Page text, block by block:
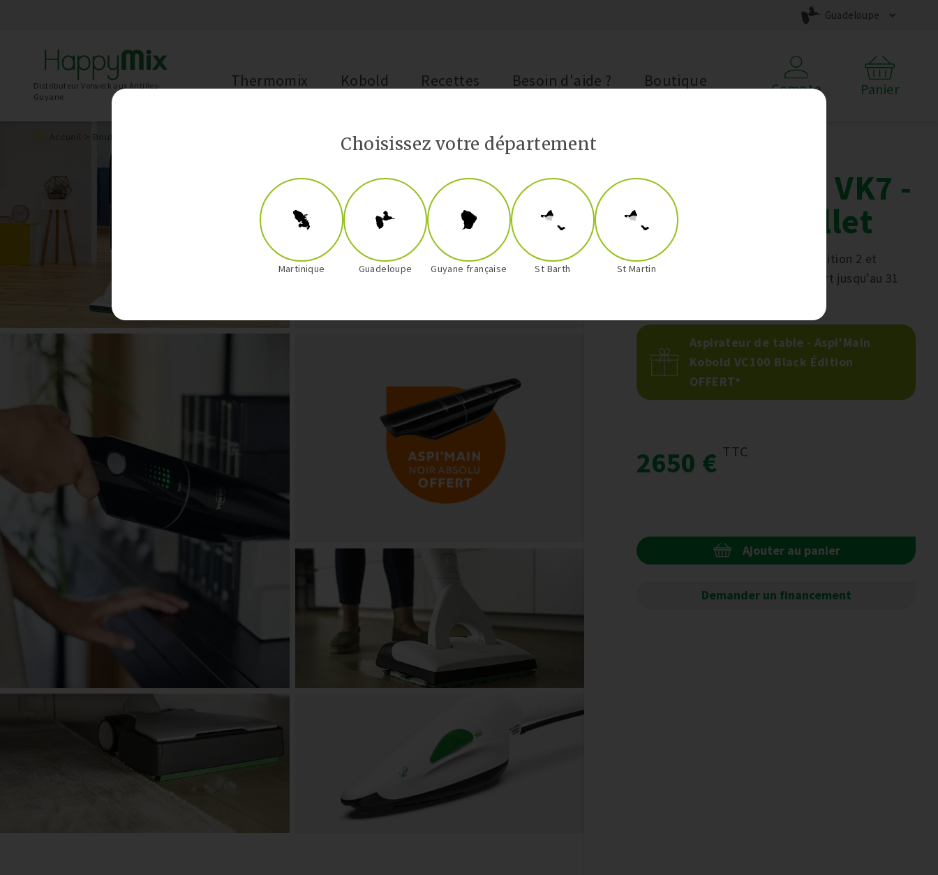
Guadeloupe
Distributeur Vorwerk aux Antilles-
Guyane
Thermomix Kobold Recettes Besoin d'aide ? Boutique Compte Panier
Boutique
Offre Kobold VK7 -
Compo 2 Juillet
Achetez votre Kobold VK7 Composition 2 et
recevez un VC100 Noir Absolu offert jusqu’au 31
Aspirateur de table - Aspi’Main
Kobold VC100 Black Édition
OFFERT*
2650 € TTC
Ajouter au panier
Demander un financement
Choisissez votre département
Martinique Guadeloupe Guyane française St Barth St Martin